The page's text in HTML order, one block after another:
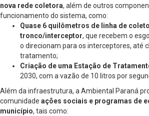
nova rede coletora, além de outros
funcionamento do sistema, como:
Quase 6 quilômetros de linha de
tronco/interceptor, que recebem o
o direcionam para os interceptores, até
tratamento;
Criação de uma Estação de
2030, com a vazão de 10 litros por
Além da infraestrutura, a Ambiental Paraná
comunidade ações sociais e programas de
município, tais como: